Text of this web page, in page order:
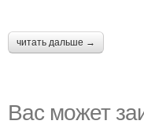
читать дальше →
Вас может